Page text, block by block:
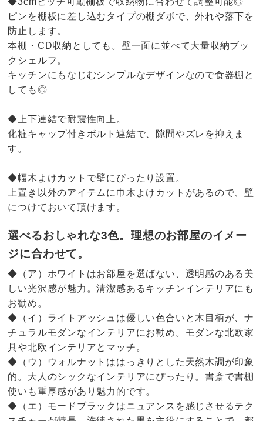
ピンを棚板に差し込むタイプの棚ダボで、外れや落下を
防止します。
本棚・CD収納としても。壁一面に並べて大量収納ブッ
クシェルフ。
キッチンにもなじむシンプルなデザインなので食器棚と
しても◎
◆上下連結で耐震性向上。
化粧キャップ付きボルト連結で、隙間やズレを抑えま
す。
◆幅木よけカットで壁にぴったり設置。
上置き以外のアイテムに巾木よけカットがあるので、壁
につけておいて頂けます。
選べるおしゃれな3色。理想のお部屋のイメー
ジに合わせて。
◆（ア）ホワイトはお部屋を選ばない、透明感のある美
しい光沢感が魅力。清潔感あるキッチンインテリアにも
お勧め。
◆（イ）ライトアッシュは優しい色合いと木目柄が、ナ
チュラルモダンなインテリアにお勧め。モダンな北欧家
具や北欧インテリアとマッチ。
◆（ウ）ウォルナットははっきりとした天然木調が印象
的。大人のシックなインテリアにぴったり。書斎で書棚
使いも重厚感があり魅力的です。
◆（エ）モードブラックはニュアンスを感じさせるテク